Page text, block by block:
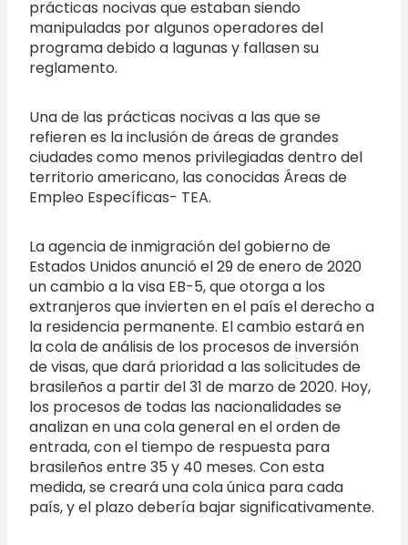
prácticas nocivas que estaban siendo
manipuladas por algunos operadores del
programa debido a lagunas y fallasen su
reglamento.
Una de las prácticas nocivas a las que se
refieren es la inclusión de áreas de grandes
ciudades como menos privilegiadas dentro del
territorio americano, las conocidas Áreas de
Empleo Específicas- TEA.
La agencia de inmigración del gobierno de
Estados Unidos anunció el 29 de enero de 2020
un cambio a la visa EB-5, que otorga a los
extranjeros que invierten en el país el derecho a
la residencia permanente. El cambio estará en
la cola de análisis de los procesos de inversión
de visas, que dará prioridad a las solicitudes de
brasileños a partir del 31 de marzo de 2020. Hoy,
los procesos de todas las nacionalidades se
analizan en una cola general en el orden de
entrada, con el tiempo de respuesta para
brasileños entre 35 y 40 meses. Con esta
medida, se creará una cola única para cada
país, y el plazo debería bajar significativamente.